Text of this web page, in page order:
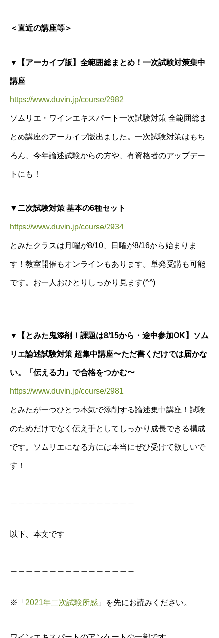
＜直近の講座等＞
▼【アーカイブ版】全範囲総まとめ！一次試験対策集中
講座
https://www.duvin.jp/course/2982
ソムリエ・ワインエキスパート一次試験対策 全範囲総ま
とめ講座のアーカイブ版出ました。一次試験対策はもち
ろん、今年論述試験からの方や、有資格者のアップデー
トにも！
▼二次試験対策 基本の6種セット
https://www.duvin.jp/course/2934
とみたクラスは月曜が8/10、日曜が8/16から始まりま
す！教室開催もオンラインもあります。単発受講も可能
です。お一人おひとりしっかり見ます(^^)
▼【とみた鬼添削！課題は8/15から・途中参加OK】ソム
リエ論述試験対策 超集中講座〜ただ書くだけでは届かな
い。「伝える力」で合格をつかむ〜
https://www.duvin.jp/course/2981
とみたが一つひとつ本気で添削する論述集中講座！試験
のためだけでなく伝え手としてしっかり成長できる構成
です。ソムリエになる方には本当にぜひ受けて欲しいで
す！
以下、本文です
※「 2021年二次試験所感 」を先にお読みください。